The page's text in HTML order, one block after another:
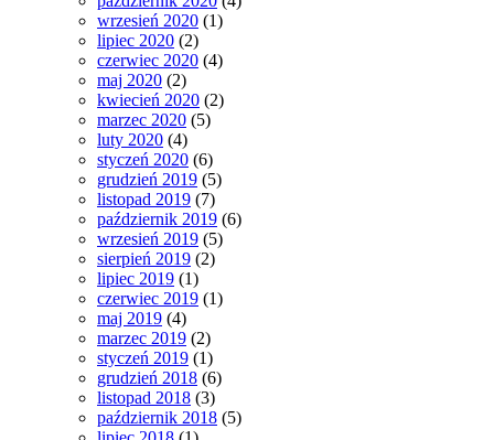
wrzesień 2020 (1)
lipiec 2020 (2)
czerwiec 2020 (4)
maj 2020 (2)
kwiecień 2020 (2)
marzec 2020 (5)
luty 2020 (4)
styczeń 2020 (6)
grudzień 2019 (5)
listopad 2019 (7)
październik 2019 (6)
wrzesień 2019 (5)
sierpień 2019 (2)
lipiec 2019 (1)
czerwiec 2019 (1)
maj 2019 (4)
marzec 2019 (2)
styczeń 2019 (1)
grudzień 2018 (6)
listopad 2018 (3)
październik 2018 (5)